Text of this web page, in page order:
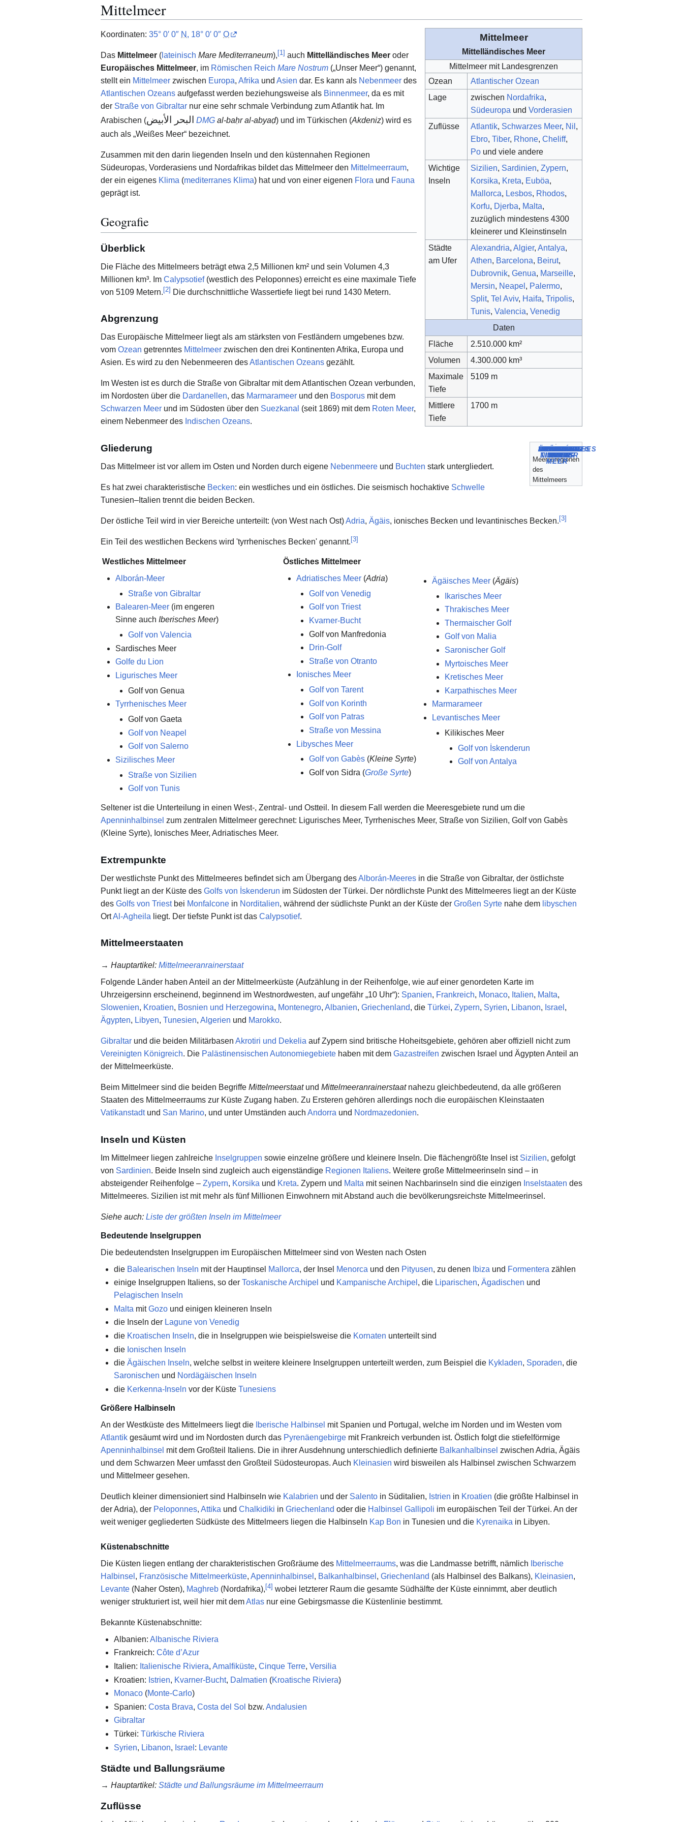
Mittelmeer
Mittelmeer
Mittelländisches Meer
Mittelmeer mit Landesgrenzen
Ozean
Atlantischer Ozean
Lage
zwischen Nordafrika,
Südeuropa undVorderasien
Zuflüsse
Atlantik, Schwarzes Meer, Nil ,
Ebro,Tiber, Rhone,Cheliff,
Po und viele andere
Wichtige
Inseln
Sizilien, Sardinien,Zypern,
Korsika, Kreta, Euböa,
Mallorca, Lesbos, Rhodos,
Korfu, Djerba, Malta,
zuzüglich mindestens 4300
kleinerer und Kleinstinseln
Städte
am Ufer
Alexandria,Algier,Antalya,
Athen, Barcelona, Beirut,
Dubrovnik,Genua, Marseille,
Mersin, Neapel , Palermo,
Split,Tel Aviv, Haifa,Tripolis,
Tunis,Valencia,Venedig
Daten
Fläche
2.510.000 km²
Volumen
4.300.000 km³
Maximale
Tiefe
5109 m
Mittlere
Tiefe
1700 m
Koordinaten: 35° 0′ 0″ N , 18° 0′ 0″ O
Das Mittelmeer ( lateinisch Mare Mediterraneum),[1] auch Mittelländisches Meer oder
Europäisches Mittelmeer, im Römischen Reich Mare Nostrum („Unser Meer“) genannt,
stellt ein Mittelmeer zwischen Europa, Afrika und Asien dar. Es kann als Nebenmeer des
Atlantischen Ozeans aufgefasst werden beziehungsweise als Binnenmeer, da es mit
der Straße von Gibraltar nur eine sehr schmale Verbindung zum Atlantik hat. Im
Arabischen (البحر الأبيض DMG al-baḥr al-abyaḍ) und im Türkischen (Akdeniz) wird es
auch als „Weißes Meer“ bezeichnet.
Zusammen mit den darin liegenden Inseln und den küstennahen Regionen
Südeuropas, Vorderasiens und Nordafrikas bildet das Mittelmeer den Mittelmeerraum,
der ein eigenes Klima (mediterranes Klima) hat und von einer eigenen Flora und Fauna
geprägt ist.
Geografie
Überblick
Die Fläche des Mittelmeers beträgt etwa 2,5 Millionen km² und sein Volumen 4,3
Millionen km³. Im Calypsotief(westlich des Peloponnes) erreicht es eine maximale Tiefe
von 5109 Metern.[2] Die durchschnittliche Wassertiefe liegt bei rund 1430 Metern.
Abgrenzung
ALBORÁN-
MEER
BALEAREN-
MEER
LIGURISCHES
MEER
TYRRHE-
NISCHES
MEER
ADRIA-
TISCHES
MEER
IONISCHES
MEER
LIBYSCHES
MEER
LEVANTISCHES
MEER
ÄGÄISCHES
MEER
MARMARA-
MEER
Meeresregionen
des
Mittelmeers
Das Europäische Mittelmeer liegt als am stärksten von Festländern umgebenes bzw.
vom Ozean getrenntes Mittelmeer zwischen den drei Kontinenten Afrika, Europa und
Asien. Es wird zu den Nebenmeeren desAtlantischen Ozeans gezählt.
Im Westen ist es durch die Straße von Gibraltar mit dem Atlantischen Ozean verbunden,
im Nordosten über die Dardanellen, das Marmarameer und den Bosporus mit dem
Schwarzen Meer und im Südosten über den Suezkanal (seit 1869) mit dem Roten Meer,
einem Nebenmeer des Indischen Ozeans.
Gliederung
Das Mittelmeer ist vor allem im Osten und Norden durch eigene Nebenmeere und Buchten stark untergliedert.
Es hat zwei charakteristische Becken: ein westliches und ein östliches. Die seismisch hochaktive Schwelle
Tunesien–Italien trennt die beiden Becken.
Der östliche Teil wird in vier Bereiche unterteilt: (von West nach Ost)Adria, Ägäis, ionisches Becken und levantinisches Becken.[3]
Ein Teil des westlichen Beckens wird 'tyrrhenisches Becken' genannt.[3]
Westliches Mittelmeer
Alborán-Meer
Straße von Gibraltar
Balearen-Meer(im engeren
Sinne auch Iberisches Meer)
Golf von Valencia
Sardisches Meer
Golfe du Lion
Ligurisches Meer
Golf von Genua
Tyrrhenisches Meer
Golf von Gaeta
Golf von Neapel
Golf von Salerno
Sizilisches Meer
Straße von Sizilien
Golf von Tunis
Östliches Mittelmeer
Adriatisches Meer(Adria)
Golf von Venedig
Golf von Triest
Kvarner-Bucht
Golf von Manfredonia
Drin-Golf
Straße von Otranto
Ionisches Meer
Golf von Tarent
Golf von Korinth
Golf von Patras
Straße von Messina
Libysches Meer
Golf von Gabès (Kleine Syrte)
Golf von Sidra (Große Syrte)
Ägäisches Meer(Ägäis)
Ikarisches Meer
Thrakisches Meer
Thermaischer Golf
Golf von Malia
Saronischer Golf
Myrtoisches Meer
Kretisches Meer
Karpathisches Meer
Marmarameer
Levantisches Meer
Kilikisches Meer
Golf von İskenderun
Golf von Antalya
Seltener ist die Unterteilung in einen West-, Zentral- und Ostteil. In diesem Fall werden die Meeresgebiete rund um die
Apenninhalbinsel zum zentralen Mittelmeer gerechnet: Ligurisches Meer, Tyrrhenisches Meer, Straße von Sizilien, Golf von Gabès
(Kleine Syrte), Ionisches Meer, Adriatisches Meer.
Extrempunkte
Der westlichste Punkt des Mittelmeeres befindet sich am Übergang desAlborán-Meeres in die Straße von Gibraltar, der östlichste
Punkt liegt an der Küste des Golfs von İskenderun im Südosten der Türkei. Der nördlichste Punkt des Mittelmeeres liegt an der Küste
des Golfs von Triestbei Monfalcone in Norditalien, während der südlichste Punkt an der Küste der Großen Syrte nahe dem libyschen
OrtAl-Agheila liegt. Der tiefste Punkt ist das Calypsotief.
Mittelmeerstaaten
→ Hauptartikel: Mittelmeeranrainerstaat
Folgende Länder haben Anteil an der Mittelmeerküste (Aufzählung in der Reihenfolge, wie auf einer genordeten Karte im
Uhrzeigersinn erscheinend, beginnend im Westnordwesten, auf ungefähr „10 Uhr“): Spanien, Frankreich, Monaco, Italien, Malta,
Slowenien, Kroatien, Bosnien und Herzegowina, Montenegro, Albanien, Griechenland, die Türkei, Zypern, Syrien, Libanon, Israel ,
Ägypten, Libyen, Tunesien, Algerien und Marokko.
Gibraltar und die beiden Militärbasen Akrotiri und Dekelia auf Zypern sind britische Hoheitsgebiete, gehören aber offiziell nicht zum
Vereinigten Königreich. Die Palästinensischen Autonomiegebiete haben mit dem Gazastreifen zwischen Israel und Ägypten Anteil an
der Mittelmeerküste.
Beim Mittelmeer sind die beiden Begriffe Mittelmeerstaatund Mittelmeeranrainerstaatnahezu gleichbedeutend, da alle größeren
Staaten des Mittelmeerraums zur Küste Zugang haben. Zu Ersteren gehören allerdings noch die europäischen Kleinstaaten
Vatikanstadtund San Marino, und unter Umständen auch Andorra und Nordmazedonien.
Inseln und Küsten
Im Mittelmeer liegen zahlreiche Inselgruppen sowie einzelne größere und kleinere Inseln. Die flächengrößte Insel ist Sizilien, gefolgt
von Sardinien. Beide Inseln sind zugleich auch eigenständige Regionen Italiens. Weitere große Mittelmeerinseln sind – in
absteigender Reihenfolge – Zypern, Korsika und Kreta. Zypern und Malta mit seinen Nachbarinseln sind die einzigen Inselstaaten des
Mittelmeeres. Sizilien ist mit mehr als fünf Millionen Einwohnern mit Abstand auch die bevölkerungsreichste Mittelmeerinsel.
Siehe auch: Liste der größten Inseln im Mittelmeer
Bedeutende Inselgruppen
Die bedeutendsten Inselgruppen im Europäischen Mittelmeer sind von Westen nach Osten
die Balearischen Inseln mit der Hauptinsel Mallorca, der Insel Menorca und den Pityusen, zu denen Ibiza und Formentera zählen
einige Inselgruppen Italiens, so der Toskanische Archipel und Kampanische Archipel , die Liparischen, Ägadischen und
Pelagischen Inseln
Malta mitGozound einigen kleineren Inseln
die Inseln der Lagune von Venedig
die Kroatischen Inseln, die in Inselgruppen wie beispielsweise die Kornaten unterteilt sind
die Ionischen Inseln
die Ägäischen Inseln, welche selbst in weitere kleinere Inselgruppen unterteilt werden, zum Beispiel die Kykladen, Sporaden, die
Saronischen und Nordägäischen Inseln
die Kerkenna-Inseln vor der Küste Tunesiens
Größere Halbinseln
An der Westküste des Mittelmeers liegt die Iberische Halbinsel mit Spanien und Portugal, welche im Norden und im Westen vom
Atlantik gesäumt wird und im Nordosten durch das Pyrenäengebirge mit Frankreich verbunden ist. Östlich folgt die stiefelförmige
Apenninhalbinsel mit dem Großteil Italiens. Die in ihrer Ausdehnung unterschiedlich definierte Balkanhalbinsel zwischen Adria, Ägäis
und dem Schwarzen Meer umfasst den Großteil Südosteuropas. Auch Kleinasien wird bisweilen als Halbinsel zwischen Schwarzem
und Mittelmeer gesehen.
Deutlich kleiner dimensioniert sind Halbinseln wie Kalabrien und der Salento in Süditalien, Istrien in Kroatien (die größte Halbinsel in
der Adria), der Peloponnes, Attika und Chalkidiki in Griechenland oder die Halbinsel Gallipoli im europäischen Teil der Türkei. An der
weit weniger gegliederten Südküste des Mittelmeers liegen die Halbinseln Kap Bon in Tunesien und die Kyrenaika in Libyen.
Küstenabschnitte
Die Küsten liegen entlang der charakteristischen Großräume des Mittelmeerraums, was die Landmasse betrifft, nämlich
Iberische
Halbinsel , Französische Mittelmeerküste, Apenninhalbinsel , Balkanhalbinsel , Griechenland (als Halbinsel des Balkans), Kleinasien,
Levante (Naher Osten), Maghreb (Nordafrika),[4] wobei letzterer Raum die gesamte Südhälfte der Küste einnimmt, aber deutlich
weniger strukturiert ist, weil hier mit demAtlas nur eine Gebirgsmasse die Küstenlinie bestimmt.
Bekannte Küstenabschnitte:
Albanien: Albanische Riviera
Frankreich: Côte d’Azur
Italien: Italienische Riviera, Amalfiküste, Cinque Terre, Versilia
Kroatien: Istrien, Kvarner-Bucht, Dalmatien (Kroatische Riviera)
Monaco(Monte-Carlo)
Spanien: Costa Brava, Costa del Sol bzw. Andalusien
Gibraltar
Türkei: Türkische Riviera
Syrien, Libanon, Israel : Levante
Städte und Ballungsräume
→ Hauptartikel: Städte und Ballungsräume im Mittelmeerraum
Zuflüsse